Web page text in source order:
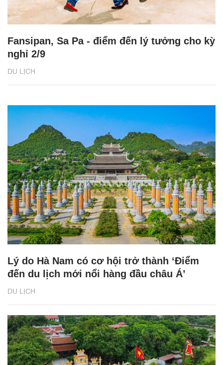
DU LỊCH
Fansipan, Sa Pa - điểm đến lý tưởng cho kỳ
nghỉ 2/9
DU LỊCH
Lý do Hà Nam có cơ hội trở thành ‘Điểm
đến du lịch mới nổi hàng đầu châu Á’